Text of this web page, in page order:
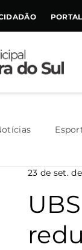
Social
23 de set.